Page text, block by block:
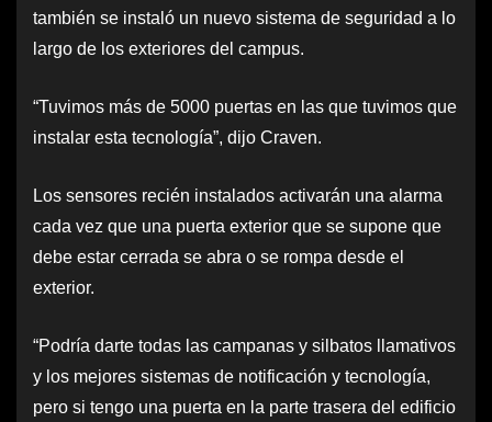
también se instaló un nuevo sistema de seguridad a lo
largo de los exteriores del campus.
“Tuvimos más de 5000 puertas en las que tuvimos que
instalar esta tecnología”, dijo Craven.
Los sensores recién instalados activarán una alarma
cada vez que una puerta exterior que se supone que
debe estar cerrada se abra o se rompa desde el
exterior.
“Podría darte todas las campanas y silbatos llamativos
y los mejores sistemas de notificación y tecnología,
pero si tengo una puerta en la parte trasera del edificio